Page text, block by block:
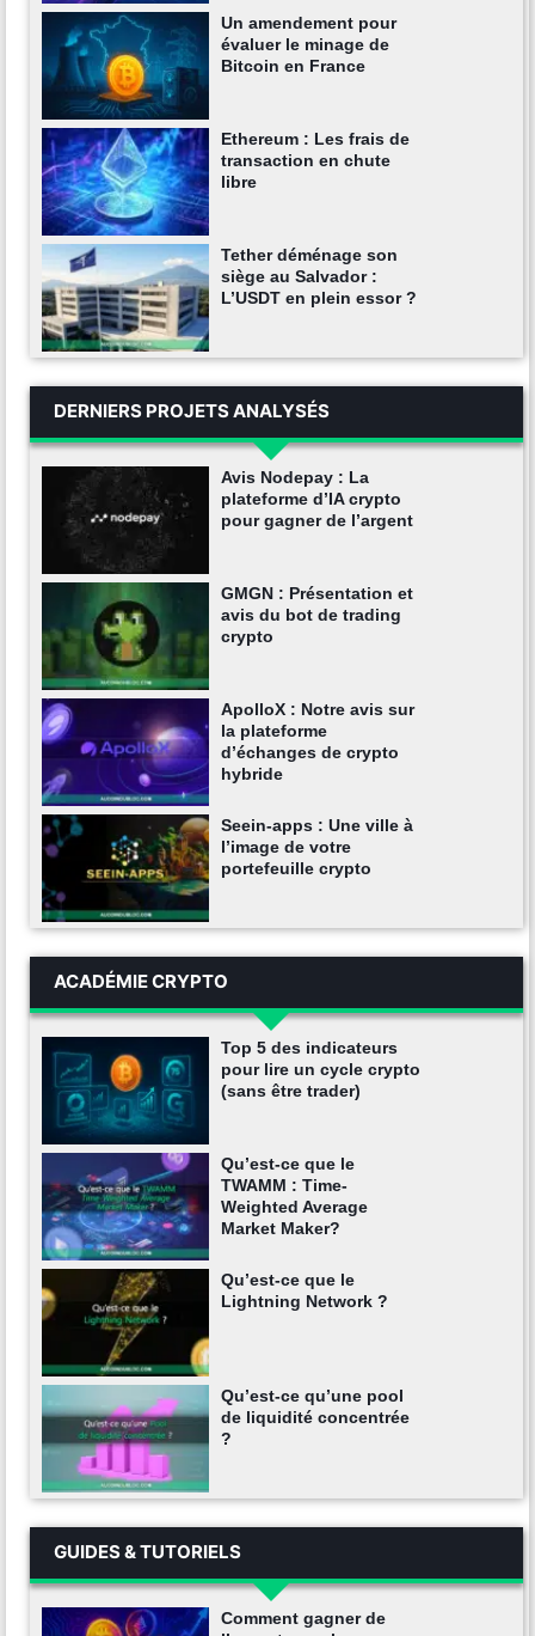
Un amendement pour
évaluer le minage de
Bitcoin en France
Ethereum : Les frais de
transaction en chute
libre
Tether déménage son
siège au Salvador :
L’USDT en plein essor ?
DERNIERS PROJETS ANALYSÉS
Avis Nodepay : La
plateforme d’IA crypto
pour gagner de l’argent
GMGN : Présentation et
avis du bot de trading
crypto
ApolloX : Notre avis sur
la plateforme
d’échanges de crypto
hybride
Seein-apps : Une ville à
l’image de votre
portefeuille crypto
ACADÉMIE CRYPTO
Top 5 des indicateurs
pour lire un cycle crypto
(sans être trader)
Qu’est-ce que le
TWAMM : Time-
Weighted Average
Market Maker?
Qu’est-ce que le
Lightning Network ?
Qu’est-ce qu’une pool
de liquidité concentrée
?
GUIDES & TUTORIELS
Comment gagner de